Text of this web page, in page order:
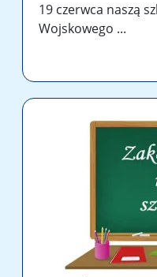
19 czerwca naszą
Wojskowego ...